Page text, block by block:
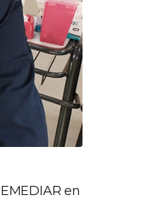
en